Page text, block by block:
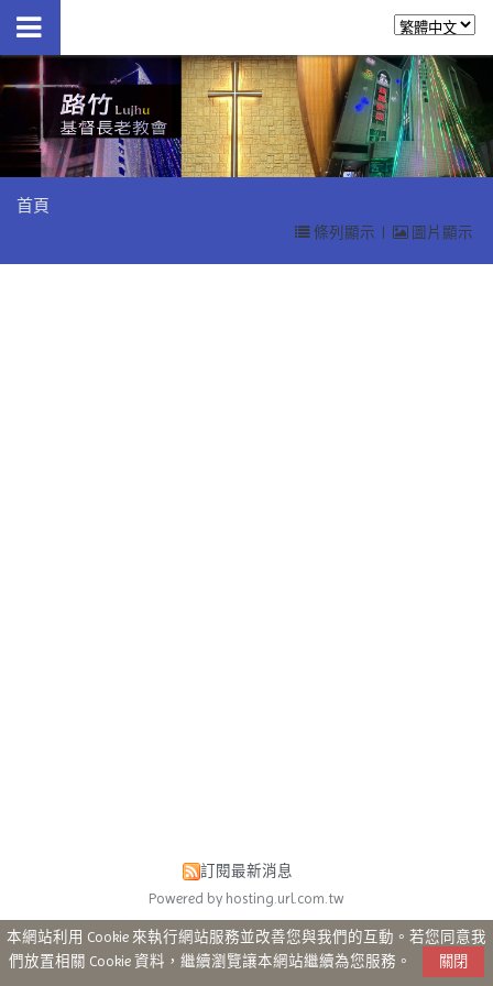
首頁
條列顯示 圖片顯示
訂閱最新消息
Powered by hosting.url.com.tw
本網站利用 Cookie 來執行網站服務並改善您與我們的互動。若您同意我
們放置相關 Cookie 資料，繼續瀏覽讓本網站繼續為您服務。